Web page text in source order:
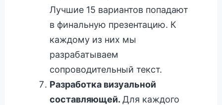
Лучшие 15 вариантов попадают
в финальную презентацию. К
каждому из них мы
разрабатываем
сопроводительный текст.
Разработка визуальной
составляющей. Для каждого